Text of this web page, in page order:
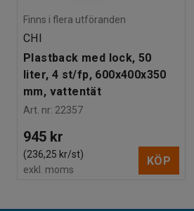
Finns i flera utföranden
CHI
Plastback med lock, 50
liter, 4 st/fp, 600x400x350
mm, vattentät
Art. nr: 22357
945 kr
(236,25 kr/st)
exkl. moms
KÖP